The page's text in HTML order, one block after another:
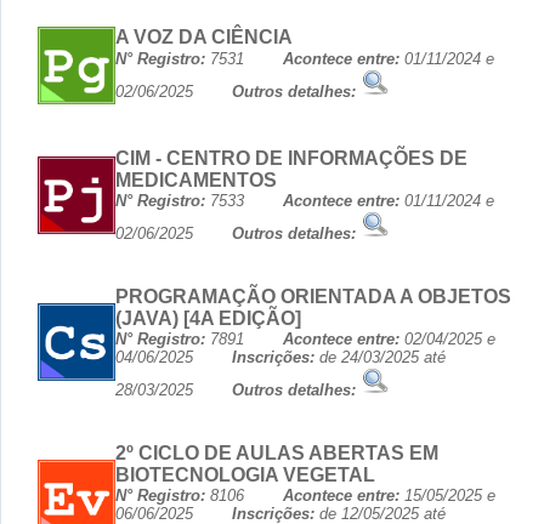
A VOZ DA CIÊNCIA
N° Registro: 7531 Acontece entre: 01/11/2024 e
02/06/2025 Outros detalhes:
CIM - CENTRO DE INFORMAÇÕES DE
MEDICAMENTOS
N° Registro: 7533 Acontece entre: 01/11/2024 e
02/06/2025 Outros detalhes:
PROGRAMAÇÃO ORIENTADA A OBJETOS
(JAVA) [4A EDIÇÃO]
N° Registro: 7891 Acontece entre: 02/04/2025 e
04/06/2025 Inscrições: de 24/03/2025 até
28/03/2025 Outros detalhes:
2º CICLO DE AULAS ABERTAS EM
BIOTECNOLOGIA VEGETAL
N° Registro: 8106 Acontece entre: 15/05/2025 e
06/06/2025 Inscrições: de 12/05/2025 até